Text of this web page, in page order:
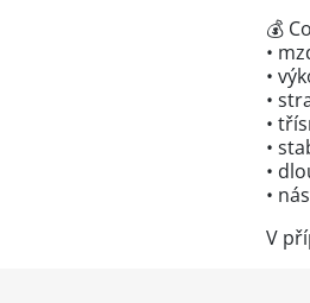
💰
•
•
•
•
•
•
•
V